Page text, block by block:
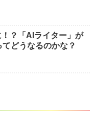
？「AIライター」が
どうなるのかな？